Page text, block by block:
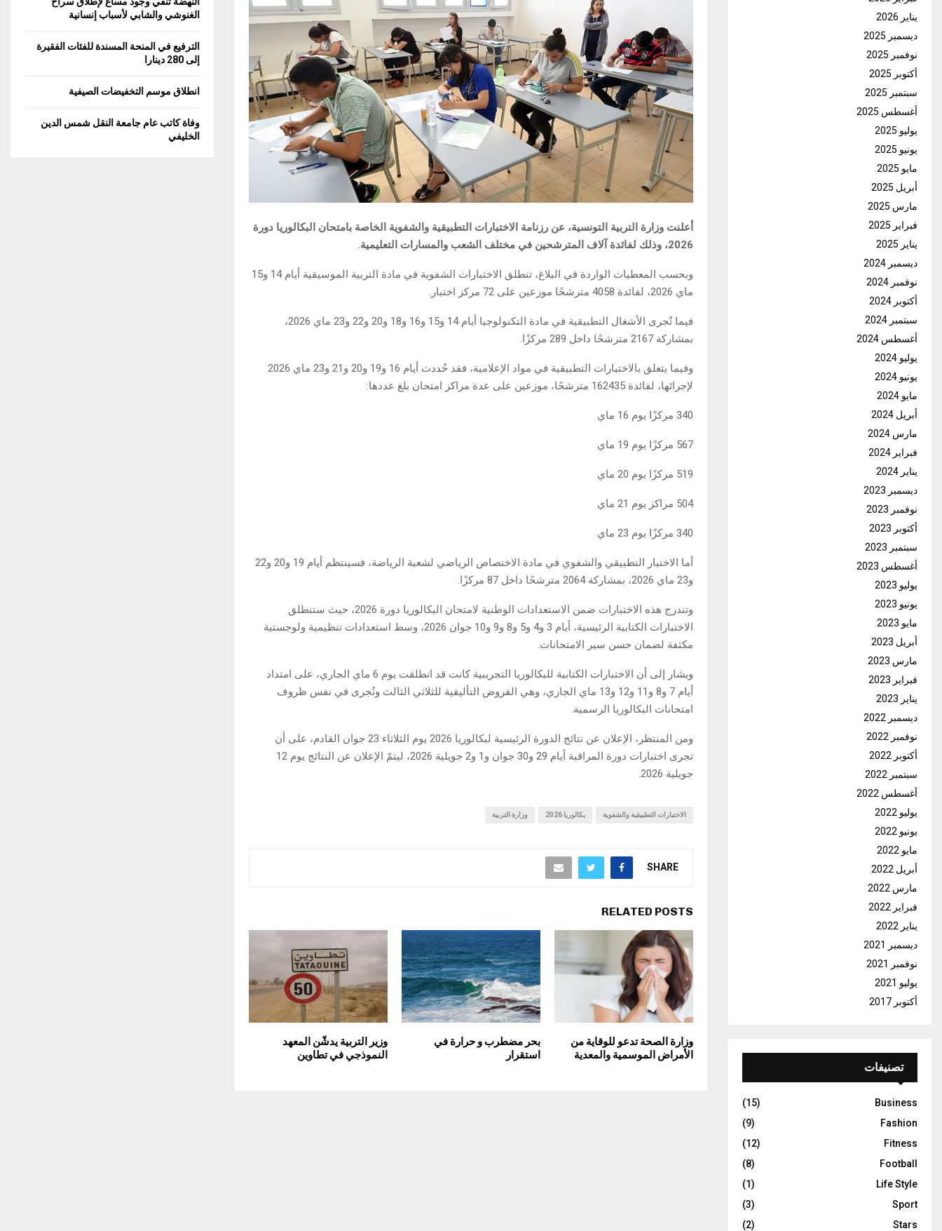
أعلنت وزارة التربية التونسية، عن رزنامة الاختبارات التطبيقية والشفوية الخاصة بامتحان البكالوريا دورة
2026، وذلك لفائدة آلاف المترشحين في مختلف الشعب والمسارات التعليمية.
وبحسب المعطيات الواردة في البلاغ، تنطلق الاختبارات الشفوية في مادة التربية الموسيقية أيام 14 و15
ماي 2026، لفائدة 4058 مترشحًا موزعين على 72 مركز اختبار.
فيما تُجرى الأشغال التطبيقية في مادة التكنولوجيا أيام 14 و15 و16 و18 و20 و22 و23 ماي 2026،
بمشاركة 2167 مترشحًا داخل 289 مركزًا.
وفيما يتعلق بالاختبارات التطبيقية في مواد الإعلامية، فقد حُددت أيام 16 و19 و20 و21 و23 ماي 2026
لإجرائها، لفائدة 162435 مترشحًا، موزعين على عدة مراكز امتحان بلغ عددها:
340 مركزًا يوم 16 ماي
567 مركزًا يوم 19 ماي
519 مركزًا يوم 20 ماي
504 مراكز يوم 21 ماي
340 مركزًا يوم 23 ماي
أما الاختبار التطبيقي والشفوي في مادة الاختصاص الرياضي لشعبة الرياضة، فسينتظم أيام 19 و20 و22
و23 ماي 2026، بمشاركة 2064 مترشحًا داخل 87 مركزًا.
وتندرج هذه الاختبارات ضمن الاستعدادات الوطنية لامتحان البكالوريا دورة 2026، حيث ستنطلق
الاختبارات الكتابية الرئيسية، أيام 3 و4 و5 و8 و9 و10 جوان 2026، وسط استعدادات تنظيمية ولوجستية
مكثفة لضمان حسن سير الامتحانات.
ويشار إلى أن الاختبارات الكتابية للبكالوريا التجريبية كانت قد انطلقت يوم 6 ماي الجاري، على امتداد
أيام 7 و8 و11 و12 و13 ماي الجاري، وهي الفروض التأليفية للثلاثي الثالث وتُجرى في نفس ظروف
امتحانات البكالوريا الرسمية.
ومن المنتظر، الإعلان عن نتائج الدورة الرئيسية لبكالوريا 2026 يوم الثلاثاء 23 جوان القادم، على أن
تجرى اختبارات دورة المراقبة أيام 29 و30 جوان و1 و2 جويلية 2026، ليتمّ الإعلان عن النتائج يوم 12
جويلية 2026.
الاختبارات التطبيقية والشفوية بكالوريا 2026 وزارة التربية
SHARE
RELATED POSTS
وزارة الصحة تدعو للوقاية من
الأمراض الموسمية والمعدية
بحر مضطرب و حرارة في
استقرار
وزير التربية يدشّن المعهد
النموذجي في تطاوين
يناير 2026
ديسمبر 2025
نوفمبر 2025
أكتوبر 2025
سبتمبر 2025
أغسطس 2025
يوليو 2025
يونيو 2025
مايو 2025
أبريل 2025
مارس 2025
فبراير 2025
يناير 2025
ديسمبر 2024
نوفمبر 2024
أكتوبر 2024
سبتمبر 2024
أغسطس 2024
يوليو 2024
يونيو 2024
مايو 2024
أبريل 2024
مارس 2024
فبراير 2024
يناير 2024
ديسمبر 2023
نوفمبر 2023
أكتوبر 2023
سبتمبر 2023
أغسطس 2023
يوليو 2023
يونيو 2023
مايو 2023
أبريل 2023
مارس 2023
فبراير 2023
يناير 2023
ديسمبر 2022
نوفمبر 2022
أكتوبر 2022
سبتمبر 2022
أغسطس 2022
يوليو 2022
يونيو 2022
مايو 2022
أبريل 2022
مارس 2022
فبراير 2022
يناير 2022
ديسمبر 2021
نوفمبر 2021
يوليو 2021
أكتوبر 2017
تصنيفات
Business
(15)
Fashion
(9)
Fitness
(12)
Football
(8)
Life Style
(1)
Sport
(3)
Stars
(2)
الغنوشي والشابي لأسباب إنسانية
الترفيع في المنحة المسندة للفئات الفقيرة
إلى 280 دينارا
انطلاق موسم التخفيضات الصيفية
وفاة كاتب عام جامعة النقل شمس الدين
الخليفي